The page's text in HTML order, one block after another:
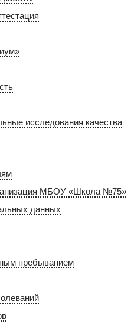
исследования качества
МБОУ «Школа №75»
данных
пребыванием